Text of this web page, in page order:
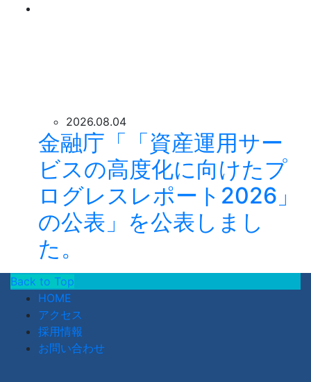
2026.08.04
金融庁「「資産運用サー
ビスの高度化に向けたプ
ログレスレポート2026」
の公表」を公表しまし
た。
Back to Top
HOME
アクセス
採用情報
お問い合わせ